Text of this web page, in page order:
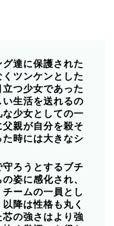
達に保護された
ツンケンとした
つ少女であった
生活を送れるの
少女としての一
親が自分を殺そ
時には大きなシ
ろうとするブチ
姿に感化され、
ームの一員とし
降は性格も丸く
の強さはより強